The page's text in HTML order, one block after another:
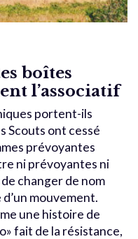
boîtes
l’associatif
portent-ils
Scouts ont cessé
prévoyantes
ni prévoyantes ni
changer de nom
mouvement.
une histoire de
fait de la résistance,